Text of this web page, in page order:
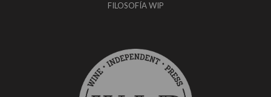
FILOSOFÍA WIP